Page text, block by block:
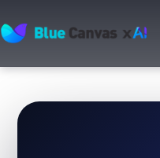
BLUECANVAS